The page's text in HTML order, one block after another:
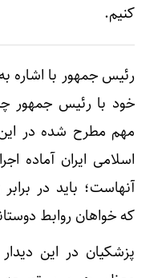
کنیم.
رئیس جمهور با اشاره
خود با رئیس جمهور
مهم مطرح شده در
اسلامی ایران آماده
آنهاست؛ باید در
که خواهان روابط
پزشکیان در این